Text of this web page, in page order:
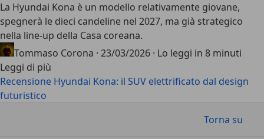
La Hyundai Kona è un modello relativamente giovane,
spegnerà le dieci candeline nel 2027, ma già strategico
nella line-up della Casa coreana.
Tommaso Corona · 23/03/2026 · Lo leggi in 8 minuti
Leggi di più
Recensione Hyundai Kona: il SUV elettrificato dal design
futuristico
Torna su